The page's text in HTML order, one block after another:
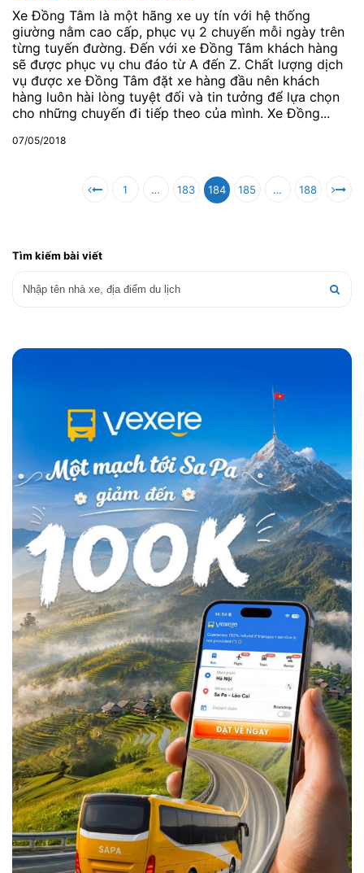
Xe Đồng Tâm là một hãng xe uy tín với hệ thống
giường nằm cao cấp, phục vụ 2 chuyến mỗi ngày trên
từng tuyến đường. Đến với xe Đồng Tâm khách hàng
sẽ được phục vụ chu đáo từ A đến Z. Chất lượng dịch
vụ được xe Đồng Tâm đặt xe hàng đầu nên khách
hàng luôn hài lòng tuyệt đối và tin tưởng để lựa chọn
cho những chuyến đi tiếp theo của mình. Xe Đồng...
07/05/2018
1 … 183 184 185 … 188
Tìm kiếm bài viết